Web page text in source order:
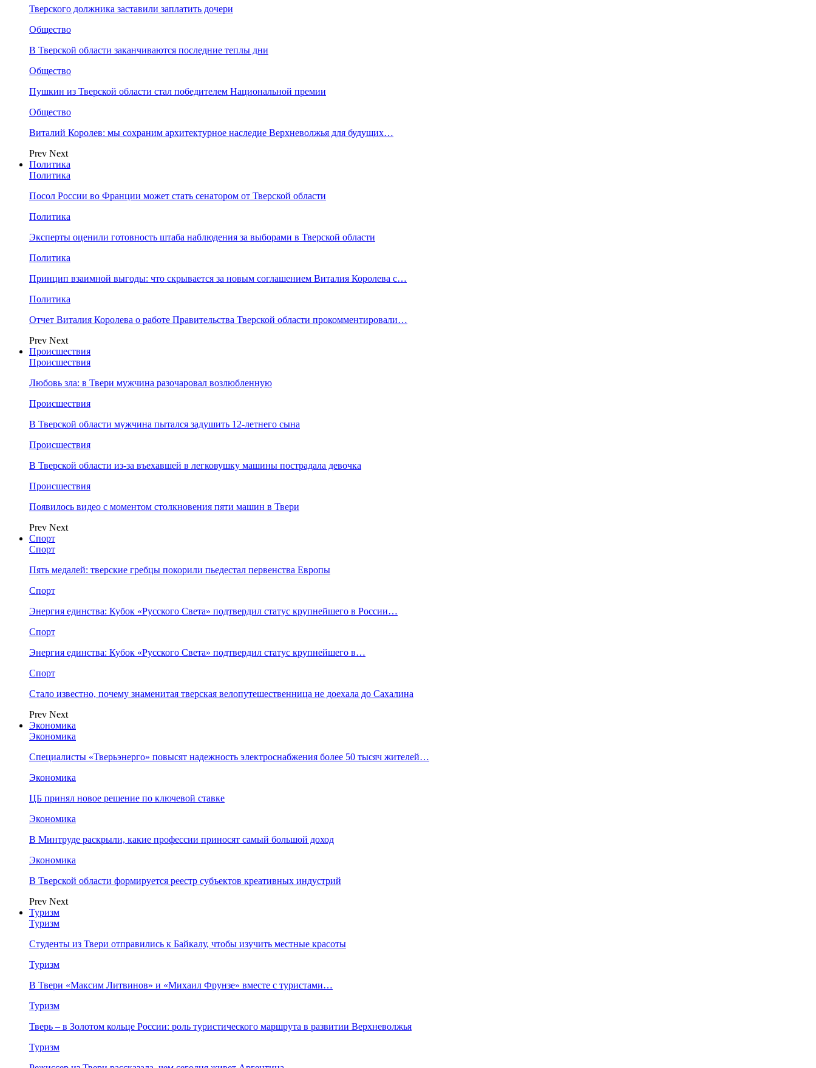
Тверского должника заставили заплатить дочери
Общество
В Тверской области заканчиваются последние теплы дни
Общество
Пушкин из Тверской области стал победителем Национальной премии
Общество
Виталий Королев: мы сохраним архитектурное наследие Верхневолжья для будущих…
Prev Next
Политика
Политика
Посол России во Франции может стать сенатором от Тверской области
Политика
Эксперты оценили готовность штаба наблюдения за выборами в Тверской области
Политика
Принцип взаимной выгоды: что скрывается за новым соглашением Виталия Королева с…
Политика
Отчет Виталия Королева о работе Правительства Тверской области прокомментировали…
Prev Next
Происшествия
Происшествия
Любовь зла: в Твери мужчина разочаровал возлюбленную
Происшествия
В Тверской области мужчина пытался задушить 12-летнего сына
Происшествия
В Тверской области из-за въехавшей в легковушку машины пострадала девочка
Происшествия
Появилось видео с моментом столкновения пяти машин в Твери
Prev Next
Спорт
Спорт
Пять медалей: тверские гребцы покорили пьедестал первенства Европы
Спорт
Энергия единства: Кубок «Русского Света» подтвердил статус крупнейшего в России…
Спорт
Энергия единства: Кубок «Русского Света» подтвердил статус крупнейшего в…
Спорт
Стало известно, почему знаменитая тверская велопутешественница не доехала до Сахалина
Prev Next
Экономика
Экономика
Специалисты «Тверьэнерго» повысят надежность электроснабжения более 50 тысяч жителей…
Экономика
ЦБ принял новое решение по ключевой ставке
Экономика
В Минтруде раскрыли, какие профессии приносят самый большой доход
Экономика
В Тверской области формируется реестр субъектов креативных индустрий
Prev Next
Туризм
Туризм
Студенты из Твери отправились к Байкалу, чтобы изучить местные красоты
Туризм
В Твери «Максим Литвинов» и «Михаил Фрунзе» вместе с туристами…
Туризм
Тверь – в Золотом кольце России: роль туристического маршрута в развитии Верхневолжья
Туризм